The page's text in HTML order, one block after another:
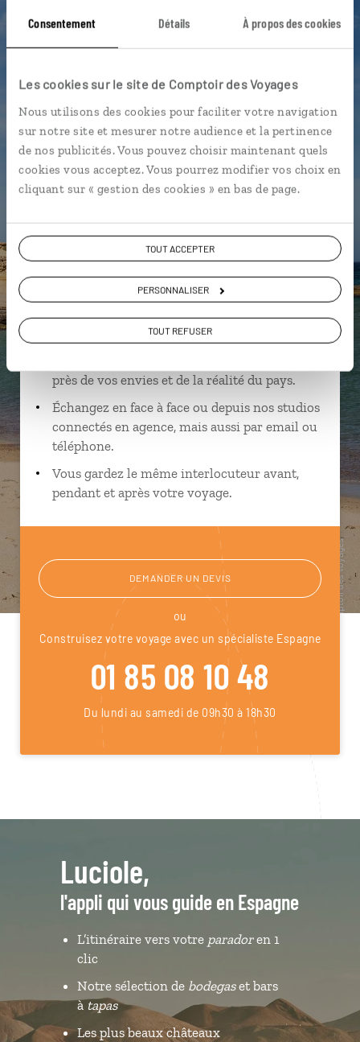
Consentement Détails À propos des cookies
Les cookies sur le site de Comptoir des Voyages
Nous utilisons des cookies pour faciliter votre navigation
sur notre site et mesurer notre audience et la pertinence
de nos publicités. Vous pouvez choisir maintenant quels
cookies vous acceptez. Vous pourrez modifier vos choix en
cliquant sur « gestion des cookies » en bas de page.
TOUT ACCEPTER
PERSONNALISER
TOUT REFUSER
Production d’huile d’olive
Cap de Cavalleria - Minorque Ciutadella - Minorque
Sa Dragonera - Majorque
Adeline,
spécialiste Espagne
Suivez vos envies et demandez conseils à nos
près de vos envies et de la réalité du pays.
Échangez en face à face ou depuis nos studios
connectés en agence, mais aussi par email ou
téléphone.
Vous gardez le même interlocuteur avant,
pendant et après votre voyage.
DEMANDER UN DEVIS
ou
Construisez votre voyage avec un spécialiste Espagne
01 85 08 10 48
Du lundi au samedi de 09h30 à 18h30
Luciole,
l'appli qui vous guide en Espagne
L’itinéraire vers votre paradoren 1
clic
Notre sélection de bodegaset bars
àtapas
Les plus beaux châteaux